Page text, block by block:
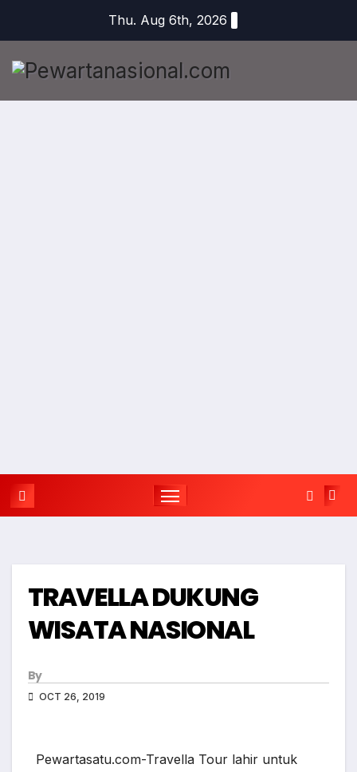
Thu. Aug 6th, 2026
TRAVELLA DUKUNG
WISATA NASIONAL
By
OCT 26, 2019
Pewartasatu.com-Travella Tour lahir untuk